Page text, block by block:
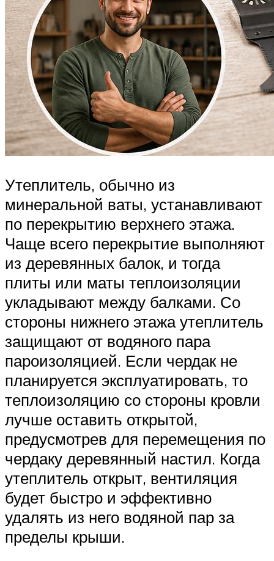
Утеплитель, обычно из
минеральной ваты, устанавливают
по перекрытию верхнего этажа.
Чаще всего перекрытие выполняют
из деревянных балок, и тогда
плиты или маты теплоизоляции
укладывают между балками. Со
стороны нижнего этажа утеплитель
защищают от водяного пара
пароизоляцией. Если чердак не
планируется эксплуатировать, то
теплоизоляцию со стороны кровли
лучше оставить открытой,
предусмотрев для перемещения по
чердаку деревянный настил. Когда
утеплитель открыт, вентиляция
будет быстро и эффективно
удалять из него водяной пар за
пределы крыши.